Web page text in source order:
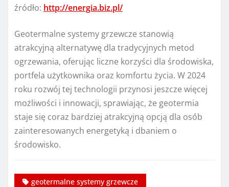
źródło: http://energia.biz.pl/
Geotermalne systemy grzewcze stanowią
atrakcyjną alternatywę dla tradycyjnych metod
ogrzewania, oferując liczne korzyści dla środowiska,
portfela użytkownika oraz komfortu życia. W 2024
roku rozwój tej technologii przynosi jeszcze więcej
możliwości i innowacji, sprawiając, że geotermia
staje się coraz bardziej atrakcyjną opcją dla osób
zainteresowanych energetyką i dbaniem o
środowisko.
geotermalne systemy grzewcze